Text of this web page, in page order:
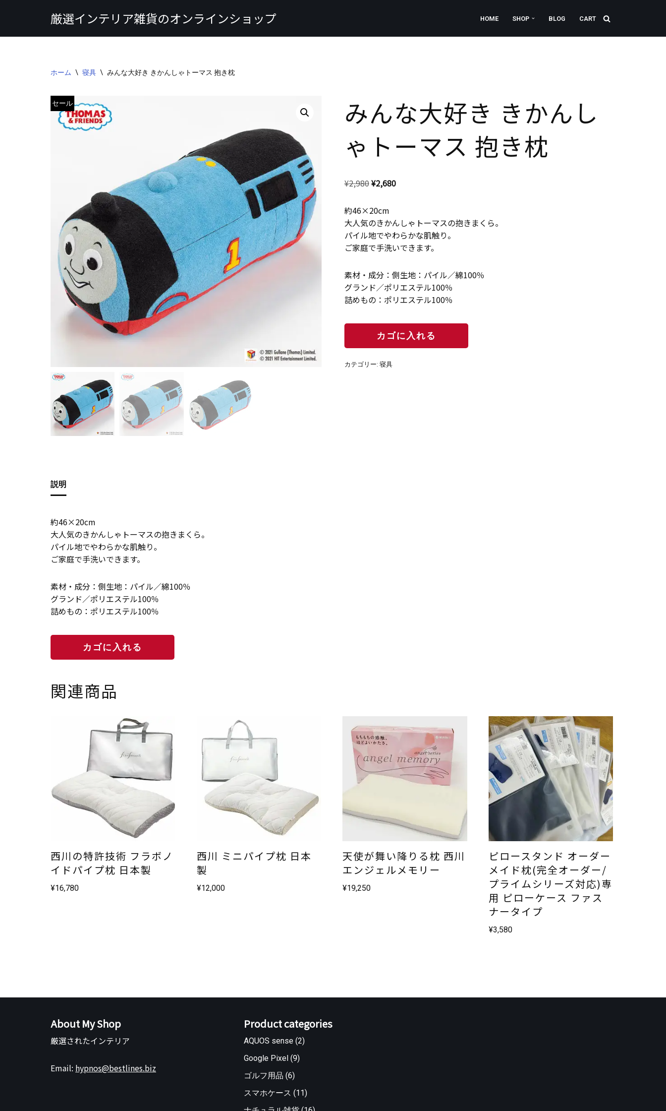
ン
厳選インテリア雑貨のオンラインショップ HOME SHOP BLOG CART
ホーム \ 寝具 \ みんな大好き きかんしゃトーマス 抱き枕
セール
みんな大好き きかんし
ゃトーマス 抱き枕
¥2,980¥2,680
約46×20cm
大人気のきかんしゃトーマスの抱きまくら。
パイル地でやわらかな肌触り。
ご家庭で手洗いできます。
素材・成分：側生地：パイル／綿100％
グランド／ポリエステル100％
詰めもの：ポリエステル100％
カテゴリー: 寝具
説明
約46×20cm
大人気のきかんしゃトーマスの抱きまくら。
パイル地でやわらかな肌触り。
ご家庭で手洗いできます。
素材・成分：側生地：パイル／綿100％
グランド／ポリエステル100％
詰めもの：ポリエステル100％
関連商品
西川の特許技術 フラボノ
イドパイプ枕 日本製
¥16,780
西川 ミニパイプ枕 日本
製
¥12,000
天使が舞い降りる枕 西川
エンジェルメモリー
¥19,250
ピロースタンド オーダー
メイド枕(完全オーダー/
プライムシリーズ対応)専
用 ピローケース ファス
ナータイプ
¥3,580
About My Shop
厳選されたインテリア
Email: hypnos@bestlines.biz
Product categories
AQUOS sense (2)
Google Pixel (9)
ゴルフ用品 (6)
スマホケース (11)